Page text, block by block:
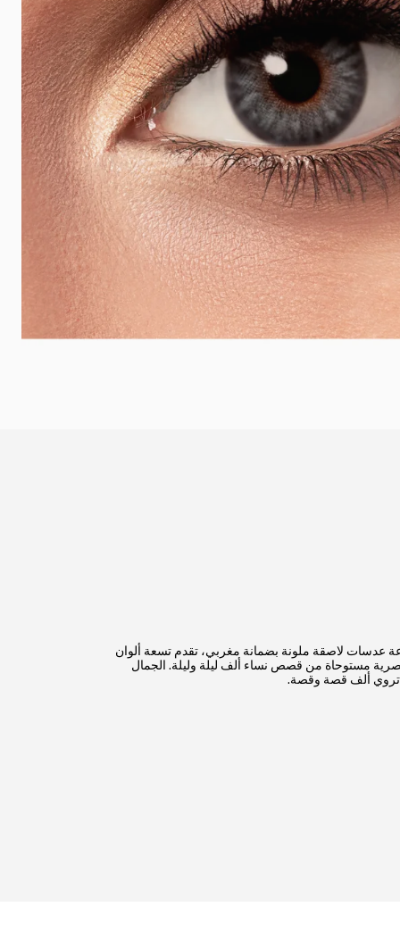
عدسات لاصقة ملونة بضمانة مغربي، تقدم تسعة ألوان
مستوحاة من قصص نساء ألف ليلة وليلة. الجمال
تروي ألف قصة وقصة.